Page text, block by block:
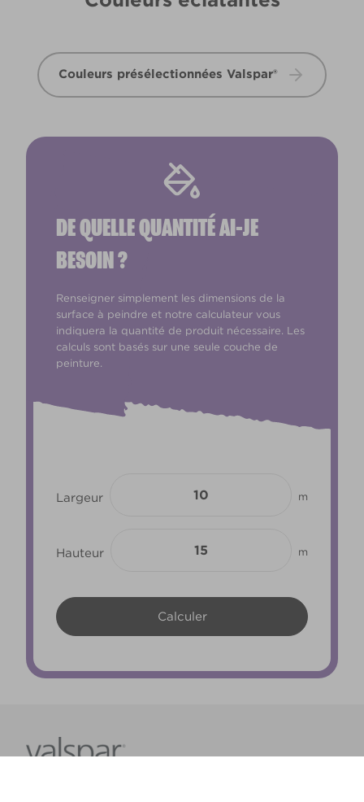
Couleurs présélectionnées Valspar®
DE QUELLE QUANTITÉ AI-JE
BESOIN ?
Renseigner simplement les dimensions de la
surface à peindre et notre calculateur vous
indiquera la quantité de produit nécessaire. Les
calculs sont basés sur une seule couche de
peinture.
Largeur m
Hauteur m